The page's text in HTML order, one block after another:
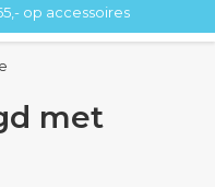
op accessoires
met